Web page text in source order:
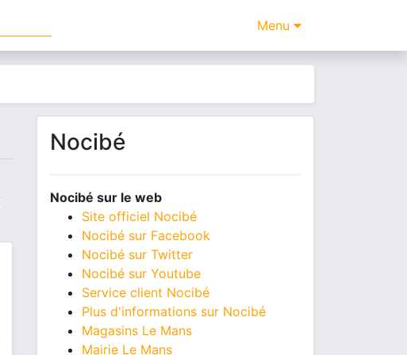
Menu
Nocibé
Nocibé sur le web
Site officiel Nocibé
Nocibé sur Facebook
Nocibé sur Twitter
Nocibé sur Youtube
Service client Nocibé
Plus d'informations sur Nocibé
Magasins Le Mans
Mairie Le Mans